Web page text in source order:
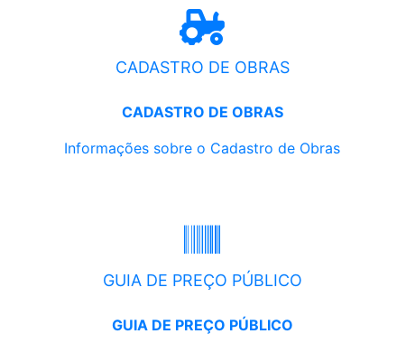
CADASTRO DE OBRAS
CADASTRO DE OBRAS
Informações sobre o Cadastro de Obras
GUIA DE PREÇO PÚBLICO
GUIA DE PREÇO PÚBLICO